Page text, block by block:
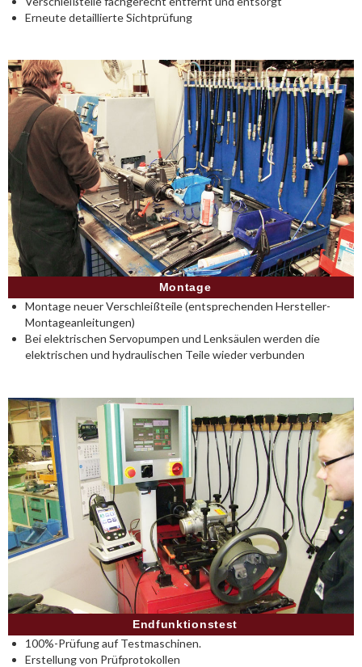
Erneute detaillierte Sichtprüfung
Montage
Montage neuer Verschleißteile (entsprechenden Hersteller-
Montageanleitungen)
Bei elektrischen Servopumpen und Lenksäulen werden die
elektrischen und hydraulischen Teile wieder verbunden
Endfunktionstest
100%-Prüfung auf Testmaschinen.
Erstellung von Prüfprotokollen